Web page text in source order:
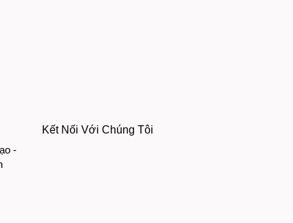
-
Kết Nối Với Chúng Tôi